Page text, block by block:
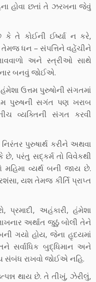
હોવા છતાં તે ઝરખના જેવું
કોઈની ઈર્ષ્યા ન કરે,
તેમજ ધન – સંપત્તિને વહેંચીને
અને સ્ત્રીઓ સાથે
બનવું જોઈએ.
ઉત્તમ પુરુષોની સંગતમાં
પુરુષની સગંત પણ ખરાબ
વ્યક્તિની સંગત કરવી
પુરુષાર્થ કરીને અથવા
છે, પરંતુ સદ્કર્મ તો વિવેકથી
વ્યર્થ બની જાય છે.
યશ તેમજ કીર્તિ પ્રાપ્ત
અહંકારી, હંમેશા
અર્થાત જુઠું બોલી તેને
ગયો હોય, જેના હૃદયમાં
સર્વાધિક બુદ્ધિમાન અને
સંબંધ રાખવો જોઈએ નહિ.
થાય છે. તે તીખું, ઝેરીલું,